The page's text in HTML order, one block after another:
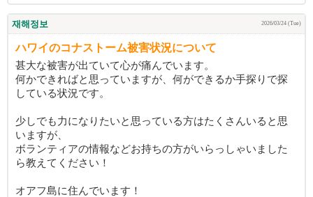
재해정보 2026/03/24 (Tue)
ハワイのコナストーム被害状況について
甚大な被害が出ていて心が痛んでいます。
何かできればと思っていますが、何ができるか手探りで探
している状況です。
少しでも力になりたいと思っている方はたくさんいると思
いますが、
ボランティアの情報などお持ちの方がいらっしゃいました
ら教えてください！
オアフ島に住んでいます！